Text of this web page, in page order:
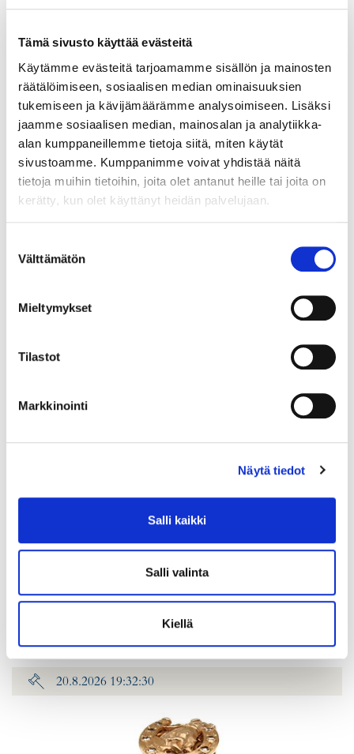
Tämä sivusto käyttää evästeitä
Käytämme evästeitä tarjoamamme sisällön ja mainosten
räätälöimiseen, sosiaalisen median ominaisuuksien
tukemiseen ja kävijämäärämme analysoimiseen. Lisäksi
jaamme sosiaalisen median, mainosalan ja analytiikka-
alan kumppaneillemme tietoja siitä, miten käytät
sivustoamme. Kumppanimme voivat yhdistää näitä
tietoja muihin tietoihin, joita olet antanut heille tai joita on
kerätty, kun olet käyttänyt heidän palvelujaan.
valinta
Välttämätön
Mieltymykset
Tilastot
Markkinointi
Näytä tiedot
Salli kaikki
Salli valinta
Kiellä
Rannekello Casio G-Shock, Mudmaster, GWG-2000, 5678, Ø
50mm, pituus 23cm.
Tarjous:140 € (1)
Johtava huuto:adalia
Hakaniemen Pantti
Timanttisormus 2xn.0.40ct 1xn.0.80ct, koko 20¼, leveys 6-
Hakaniemen Pantti
20.8.2026 19:32:30